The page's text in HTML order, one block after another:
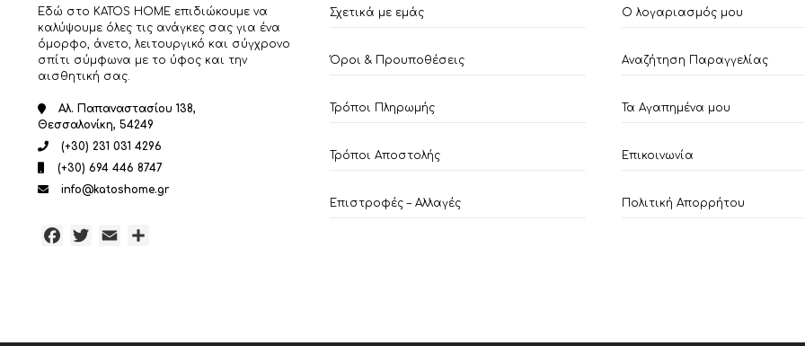
Εδώ στο KATOS HOME επιδιώκουμε να
καλύψουμε όλες τις ανάγκες σας για ένα
όμορφο, άνετο, λειτουργικό και σύγχρονο
σπίτι σύμφωνα με το ύφος και την
αισθητική σας.
Αλ. Παπαναστασίου 138,
Θεσσαλονίκη, 54249
(+30) 231 031 4296
(+30) 694 446 8747
info@katoshome.gr
Facebook
TwitterEmail
Σχετικά με εμάς
Όροι & Προυποθέσεις
Τρόποι Πληρωμής
Τρόποι Αποστολής
Επιστροφές – Αλλαγές
Ο λογαριασμός μου
Αναζήτηση Παραγγελίας
Τα Αγαπημένα μου
Επικοινωνία
Πολιτική Απορρήτου